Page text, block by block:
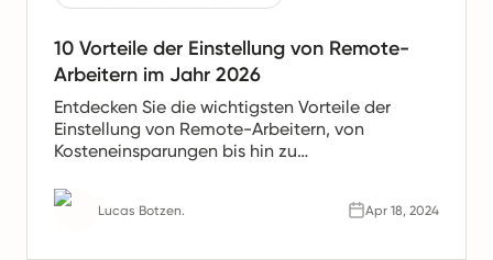
10 Vorteile der Einstellung von Remote-
Arbeitern im Jahr 2026
Entdecken Sie die wichtigsten Vorteile der
Einstellung von Remote-Arbeitern, von
Kosteneinsparungen bis hin zu
Remote-Teams die Zukunft der Arbeit sind.
Lucas Botzen. Apr 18, 2024